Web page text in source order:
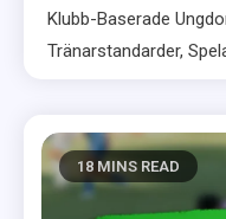
Klubb-Baserade
Tränarstandarder,
18 MINS READ